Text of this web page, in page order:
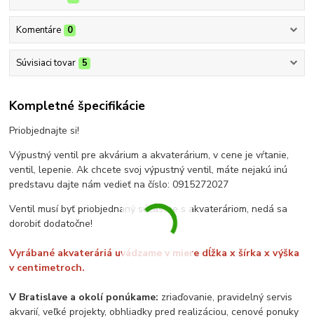
Komentáre 0
Súvisiaci tovar 5
Kompletné špecifikácie
Priobjednajte si!
Výpustný ventil pre akvárium a akvaterárium, v cene je vŕtanie,
ventil, lepenie. Ak chcete svoj výpustný ventil, máte nejakú inú
predstavu dajte nám vedieť na číslo: 0915272027
Ventil musí byť priobjednaný súčastne s akvateráriom, nedá sa
dorobiť dodatočne!
Vyrábané akvateráriá uvádzame v miere dĺžka x šírka x výška
v centimetroch.
V Bratislave a okolí ponúkame: zriaďovanie, pravidelný servis
akvarií, veľké projekty, obhliadky pred realizáciou, cenové ponuky